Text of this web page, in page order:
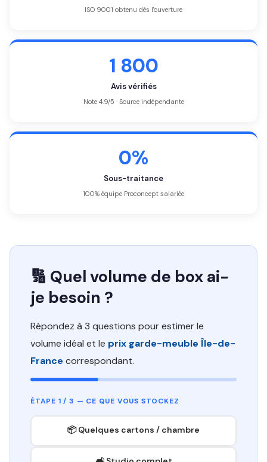
ISO 9001 obtenu dès l'ouverture
1 800
Avis vérifiés
Note 4.9/5 · Source indépendante
0%
Sous-traitance
100% équipe Proconcept salariée
🔢 Quel volume de box ai-
je besoin ?
Répondez à 3 questions pour estimer le
volume idéal et le prix garde-meuble Île-de-
France correspondant.
ÉTAPE 1 / 3 — CE QUE VOUS STOCKEZ
📦 Quelques cartons / chambre